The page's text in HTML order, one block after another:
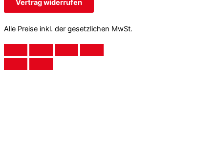
Vertrag widerrufen
Alle Preise inkl. der gesetzlichen MwSt.